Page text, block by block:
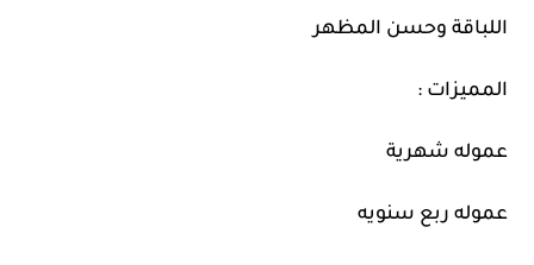
اللباقة وحسن المظهر
المميزات :
عموله شهرية
عموله ربع سنويه